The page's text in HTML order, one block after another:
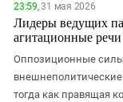
23:59,31 мая 2026
Лидеры ведущих
агитационные
Оппозиционные силы
тогда как правящая